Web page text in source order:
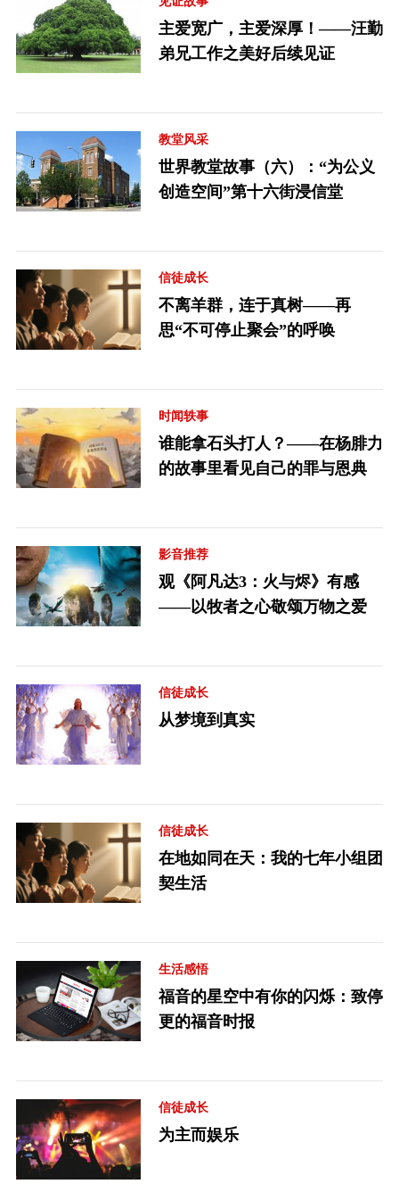
主爱宽广，主爱深厚！——汪勤
弟兄工作之美好后续见证
教堂风采
世界教堂故事（六）：“为公义
创造空间”第十六街浸信堂
信徒成长
不离羊群，连于真树——再
思“不可停止聚会”的呼唤
时闻轶事
谁能拿石头打人？——在杨腓力
的故事里看见自己的罪与恩典
影音推荐
观《阿凡达3：火与烬》有感
——以牧者之心敬颂万物之爱
信徒成长
从梦境到真实
信徒成长
在地如同在天：我的七年小组团
契生活
生活感悟
福音的星空中有你的闪烁：致停
更的福音时报
信徒成长
为主而娱乐